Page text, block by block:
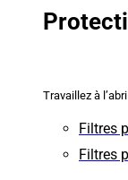
Travaillez à
Filtres
Filtres